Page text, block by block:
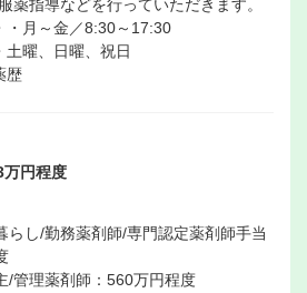
薬指導などを行っていただきます。
・月～金／8:30～17:30
曜、日曜、祝日
歴
万円程度
らし/勤務薬剤師/専門認定薬剤師手当
/管理薬剤師：560万円程度